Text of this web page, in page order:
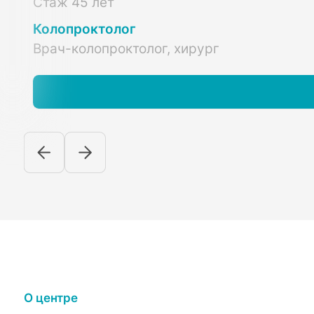
Колопроктолог
Врач-колопроктолог, хирург
О центре